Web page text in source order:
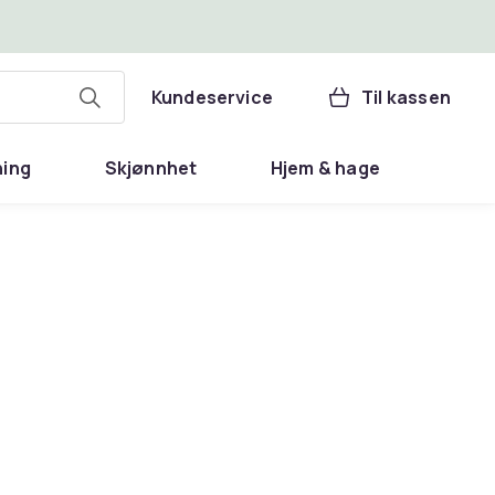
Kundeservice Til kassen
Skjønnhet Hjem & hage